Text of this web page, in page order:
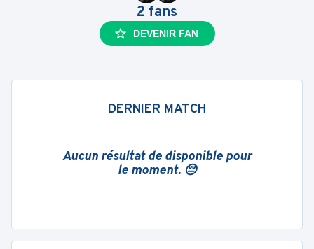
2 fans
DEVENIR FAN
DERNIER MATCH
Aucun résultat de disponible pour
le moment. 😔